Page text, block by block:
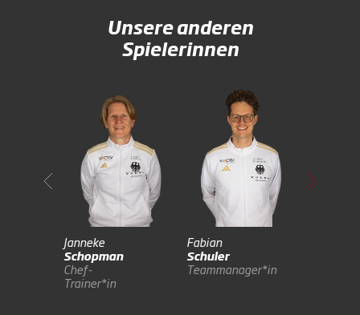
Unsere anderen
Spielerinnen
Janneke
Schopman
Chef-
Trainer*in
Fabian
Schuler
Teammanager*in